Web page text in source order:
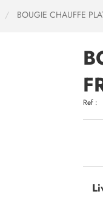
BOUGIE CHAUFFE
Ref :